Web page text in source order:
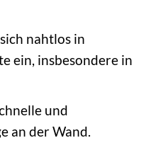
nahtlos in
ein, insbesondere in
und
an der Wand.